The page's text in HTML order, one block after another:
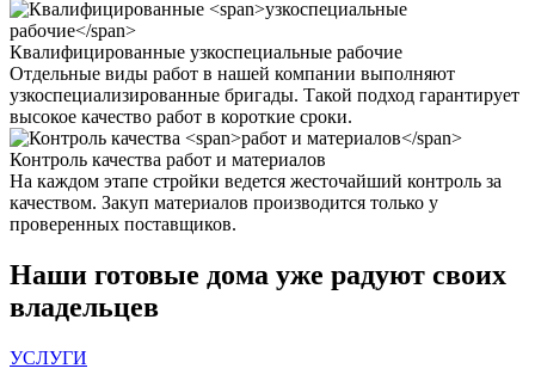
Квалифицированные узкоспециальные рабочие
Отдельные виды работ в нашей компании выполняют
узкоспециализированные бригады. Такой подход гарантирует
высокое качество работ в короткие сроки.
Контроль качества работ и материалов
На каждом этапе стройки ведется жесточайший контроль за
качеством. Закуп материалов производится только у
проверенных поставщиков.
Наши готовые дома уже радуют своих
владельцев
УСЛУГИ